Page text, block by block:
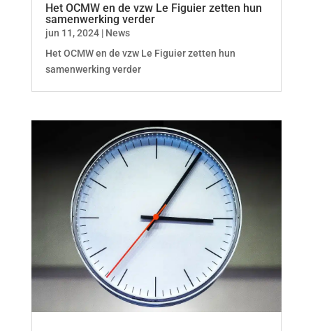
Het OCMW en de vzw Le Figuier zetten hun
samenwerking verder
jun 11, 2024| News
Het OCMW en de vzw Le Figuier zetten hun
samenwerking verder